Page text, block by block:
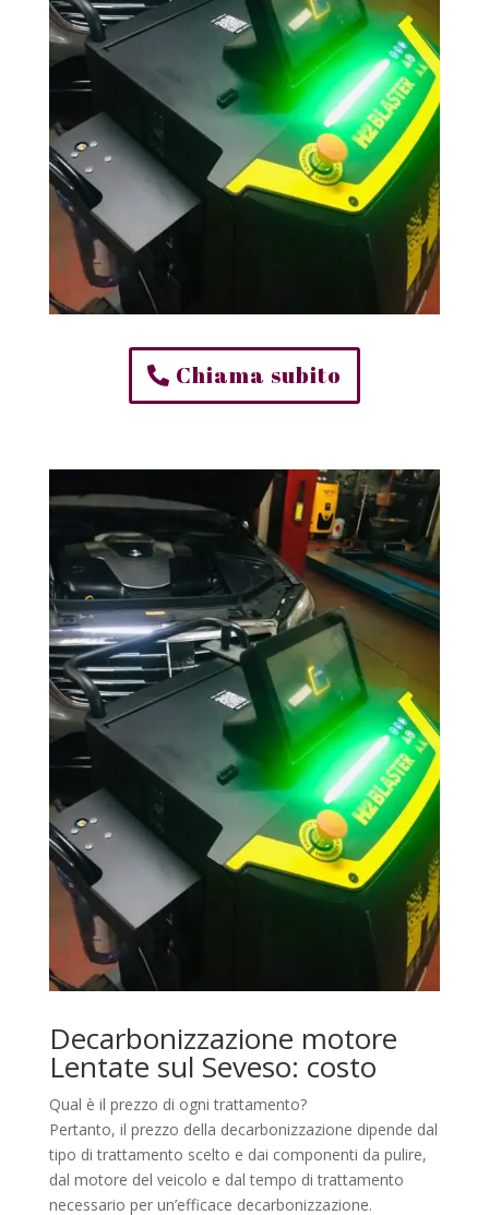
Chiama subito
Decarbonizzazione motore
Lentate sul Seveso: costo
Qual è il prezzo di ogni trattamento?
Pertanto, il prezzo della decarbonizzazione dipende dal
tipo di trattamento scelto e dai componenti da pulire,
dal motore del veicolo e dal tempo di trattamento
necessario per un’efficace decarbonizzazione.